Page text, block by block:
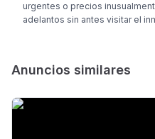
urgentes o precios
adelantos sin antes visitar el
Anuncios similares